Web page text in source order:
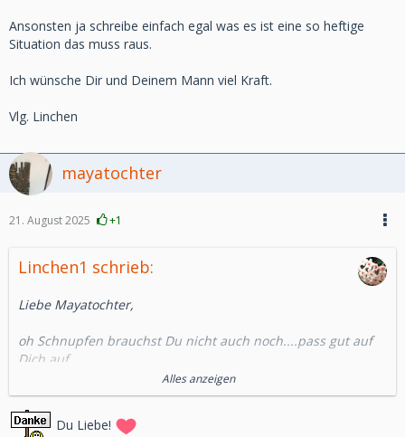
Ansonsten ja schreibe einfach egal was es ist eine so heftige
Situation das muss raus.
Ich wünsche Dir und Deinem Mann viel Kraft.
Vlg. Linchen
mayatochter
21. August 2025 +1
Linchen1 schrieb:
Liebe Mayatochter,
oh Schnupfen brauchst Du nicht auch noch....pass gut auf
Dich auf.
Ansonsten ja schreibe einfach egal was es ist eine so heftige
Situation das muss raus.
Alles anzeigen
Du Liebe!